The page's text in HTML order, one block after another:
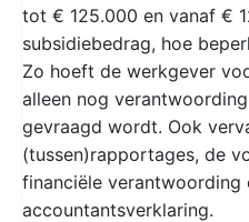
tot € 125.000 en vanaf €
subsidiebedrag, hoe
Zo hoeft de werkgever
alleen nog
gevraagd wordt. Ook
(tussen)rapportages, de
financiële verantwoording
accountantsverklaring.